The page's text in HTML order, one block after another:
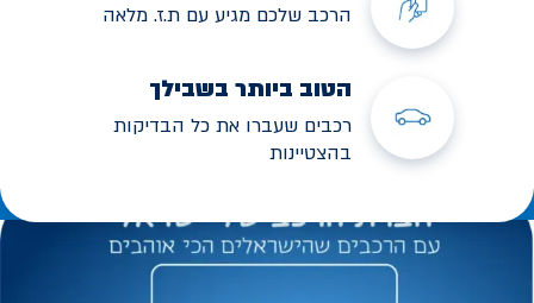
הרכב שלכם מגיע עם ת.ז. מלאה
הטוב ביותר בשבילך
רכבים שעברו את כל הבדיקות
בהצטיינות